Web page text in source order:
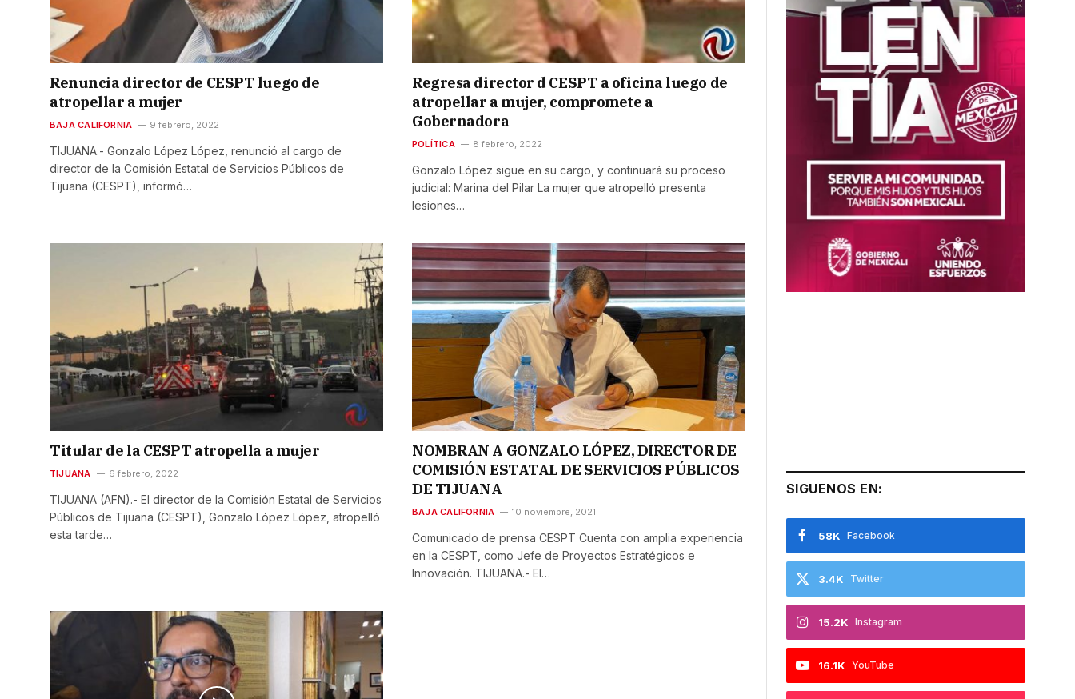
Renuncia director de CESPT luego de
atropellar a mujer
BAJA CALIFORNIA 9 febrero, 2022
TIJUANA.- Gonzalo López López, renunció al cargo de
director de la Comisión Estatal de Servicios Públicos de
Tijuana (CESPT), informó…
Regresa director d CESPT a oficina luego de
atropellar a mujer, compromete a
Gobernadora
POLÍTICA 8 febrero, 2022
Gonzalo López sigue en su cargo, y continuará su proceso
judicial: Marina del Pilar La mujer que atropelló presenta
lesiones…
Titular de la CESPT atropella a mujer
TIJUANA 6 febrero, 2022
TIJUANA (AFN).- El director de la Comisión Estatal de Servicios
Públicos de Tijuana (CESPT), Gonzalo López López, atropelló
esta tarde…
NOMBRAN A GONZALO LÓPEZ, DIRECTOR DE
COMISIÓN ESTATAL DE SERVICIOS PÚBLICOS
DE TIJUANA
BAJA CALIFORNIA 10 noviembre, 2021
Comunicado de prensa CESPT Cuenta con amplia experiencia
en la CESPT, como Jefe de Proyectos Estratégicos e
Innovación. TIJUANA.- El…
SIGUENOS EN:
Facebook
58K
Twitter
3.4K
Instagram
15.2K
YouTube
16.1K